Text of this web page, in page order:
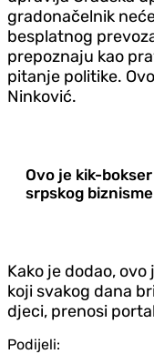
gradonačelnik
besplatnog
prepoznaju kao
pitanje politike.
Ninković.
Ovo je kik-
srpskog
Kako je dodao,
koji svakog dana
djeci, prenosi
Podijeli: